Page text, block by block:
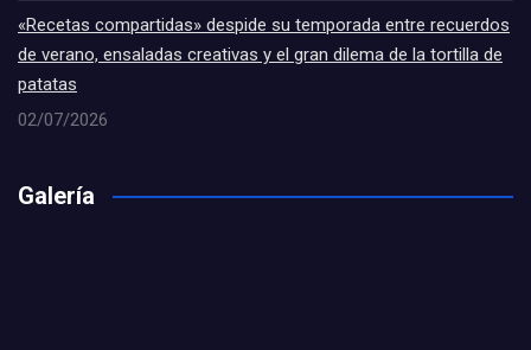
«Recetas compartidas» despide su temporada entre recuerdos
de verano, ensaladas creativas y el gran dilema de la tortilla de
patatas
02/07/2026
Galería